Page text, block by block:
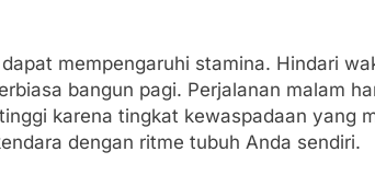
mempengaruhi stamina. Hindari
bangun pagi. Perjalanan malam
karena tingkat kewaspadaan yang
dengan ritme tubuh Anda sendiri.